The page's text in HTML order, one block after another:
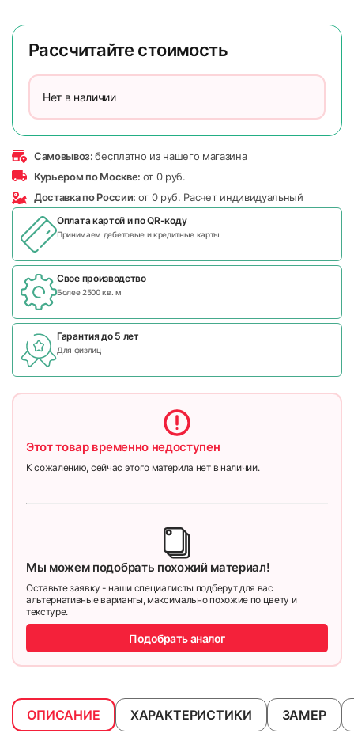
Рассчитайте стоимость
Нет в наличии
Самовывоз:бесплатно из нашего магазина
Курьером по Москве: от 0 руб.
Доставка по России: от 0 руб. Расчет индивидуальный
Оплата картой и поQR-коду
Принимаем дебетовые и кредитные карты
Свое производство
Более 2500 кв. м
Гарантия до 5 лет
Для физлиц
Этот товар временно недоступен
К сожалению, сейчас этого материла нет в наличии.
Мы можем подобрать похожий материал!
Оставьте заявку - наши специалисты подберут для вас
альтернативные варианты, максимально похожие по цвету и
текстуре.
Подобрать аналог
ОПИСАНИЕ ХАРАКТЕРИСТИКИ ЗАМЕР